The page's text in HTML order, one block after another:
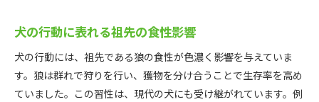
祖先の食生活に基づく現代の食事プラン
愛犬のための栄養バランスの取り方
犬の健康を保つための食材選び
祖先の食事から学ぶ健康的な食事法
犬の行動に表れる祖先の食性影響
犬の行動には、祖先である狼の食性が色濃く影響を与えていま
す。狼は群れで狩りを行い、獲物を分け合うことで生存率を高め
ていました。この習性は、現代の犬にも受け継がれています。例